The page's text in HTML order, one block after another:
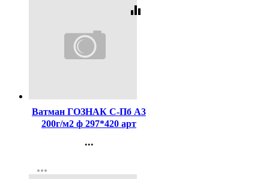
equalizer
Ватман ГОЗНАК С-Пб А3
200г/м2 ф 297*420 арт
...
Регистрация
more_horiz